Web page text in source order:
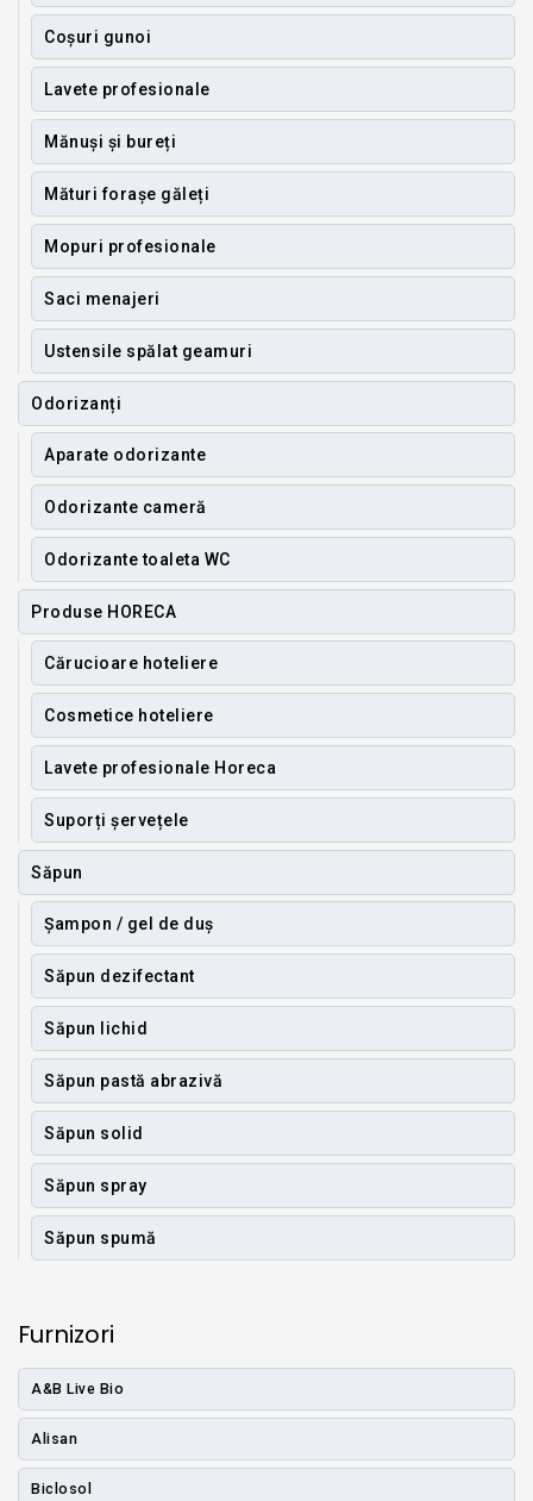
Coșuri gunoi
Lavete profesionale
Mănuși și bureți
Mături forașe găleți
Mopuri profesionale
Saci menajeri
Ustensile spălat geamuri
Odorizanți
Aparate odorizante
Odorizante cameră
Odorizante toaleta WC
Produse HORECA
Cărucioare hoteliere
Cosmetice hoteliere
Lavete profesionale Horeca
Suporți șervețele
Săpun
Șampon / gel de duș
Săpun dezifectant
Săpun lichid
Săpun pastă abrazivă
Săpun solid
Săpun spray
Săpun spumă
Furnizori
A&B Live Bio
Alisan
Biclosol